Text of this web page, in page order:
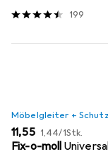
199
Möbelgleiter +
EUR
11,55 EUR
1,44/1Stk.
Fix-o-moll